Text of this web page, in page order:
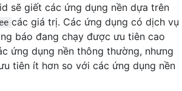
sẽ giết các ứng dụng nền dựa trên
các giá trị. Các ứng dụng có dịch vụ
báo đang chạy được ưu tiên cao
ứng dụng nền thông thường, nhưng
tiên ít hơn so với các ứng dụng nền